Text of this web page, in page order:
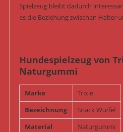
Spielzeug bleibt dadurch
es die Beziehung zwischen Halter
Hundespielzeug von
Naturgummi
Marke
Trixie
Bezeichnung
Snack Würfel
Material
Naturgummi